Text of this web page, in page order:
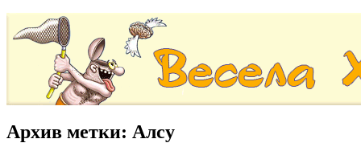
Архив метки: Алсу